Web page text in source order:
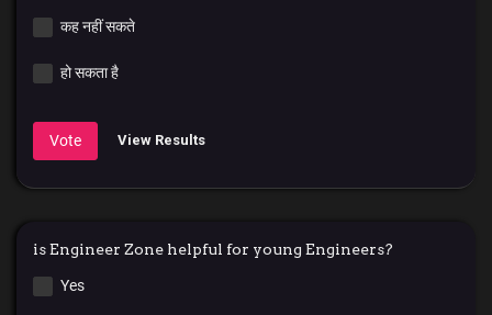
कह नहीं सकते
हो सकता है
Vote View Results
is Engineer Zone helpful for young Engineers?
Yes